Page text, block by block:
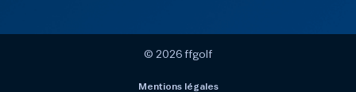
© 2026 ffgolf
Mentions légales